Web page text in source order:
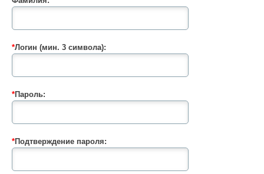
*Логин (мин. 3 символа):
*Пароль:
*Подтверждение пароля: